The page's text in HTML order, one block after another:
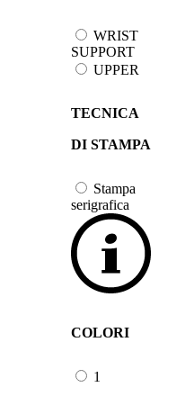
WRIST
SUPPORT
UPPER
TECNICA
DI STAMPA
Stampa
serigrafica
COLORI
1